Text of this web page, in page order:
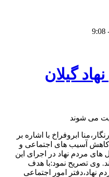
گیلان
ابروفراخ با اشاره بر
کاهش آسیب های اجتماعی و
مردم نهاد در اجرای این
وی تصریح نمود:با هدف
امور اجتماعی